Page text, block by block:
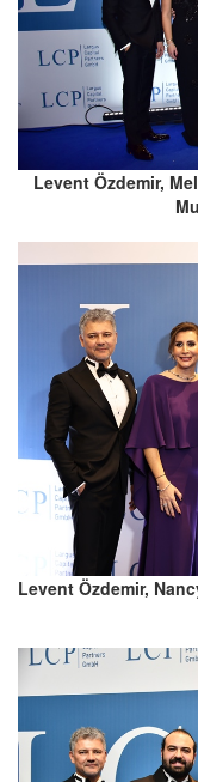
Levent Özdemir,
Levent Özdemir,